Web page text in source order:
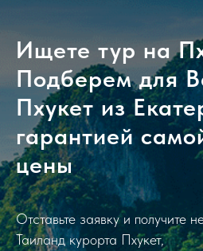
Ищете тур на
Подберем для
Пхукет из
гарантией
цены
Отставьте заявку и получите
Таиланд курорта Пхукет,